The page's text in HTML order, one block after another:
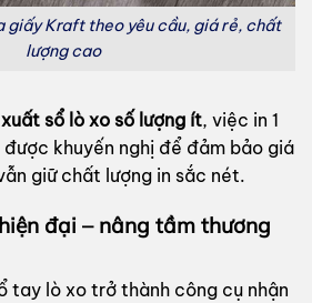
giấy Kraft theo yêu cầu, giá rẻ, chất
lượng cao
sổ lò xo số lượng ít, việc in 1
được khuyến nghị để đảm bảo giá
giữ chất lượng in sắc nét.
đại – nâng tầm thương
tay lò xo trở thành công cụ nhận